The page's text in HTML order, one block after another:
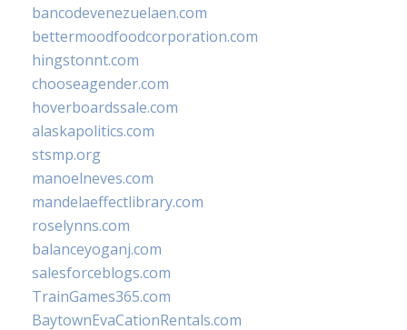
bancodevenezuelaen.com
bettermoodfoodcorporation.com
hingstonnt.com
chooseagender.com
hoverboardssale.com
alaskapolitics.com
stsmp.org
manoelneves.com
mandelaeffectlibrary.com
roselynns.com
balanceyoganj.com
salesforceblogs.com
TrainGames365.com
BaytownEvaCationRentals.com